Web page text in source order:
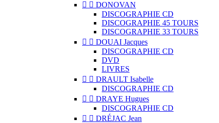
  DONOVAN
DISCOGRAPHIE CD
DISCOGRAPHIE 45 TOURS
DISCOGRAPHIE 33 TOURS
  DOUAI Jacques
DISCOGRAPHIE CD
DVD
LIVRES
  DRAULT Isabelle
DISCOGRAPHIE CD
  DRAYE Hugues
DISCOGRAPHIE CD
  DRÉJAC Jean